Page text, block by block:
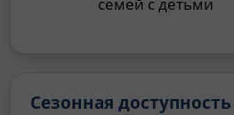
Сезонная доступность